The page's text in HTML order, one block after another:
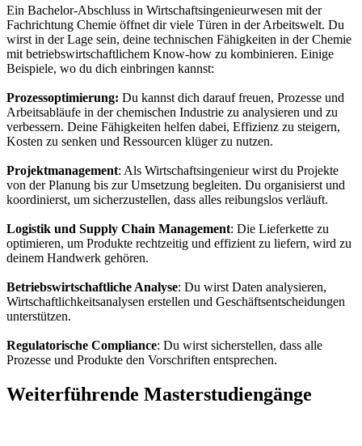
Ein Bachelor-Abschluss in Wirtschaftsingenieurwesen mit der
Fachrichtung Chemie öffnet dir viele Türen in der Arbeitswelt. Du
wirst in der Lage sein, deine technischen Fähigkeiten in der Chemie
mit betriebswirtschaftlichem Know-how zu kombinieren. Einige
Beispiele, wo du dich einbringen kannst:
Prozessoptimierung: Du kannst dich darauf freuen, Prozesse und
Arbeitsabläufe in der chemischen Industrie zu analysieren und zu
verbessern. Deine Fähigkeiten helfen dabei, Effizienz zu steigern,
Kosten zu senken und Ressourcen klüger zu nutzen.
Projektmanagement: Als Wirtschaftsingenieur wirst du Projekte
von der Planung bis zur Umsetzung begleiten. Du organisierst und
koordinierst, um sicherzustellen, dass alles reibungslos verläuft.
Logistik und Supply Chain Management: Die Lieferkette zu
optimieren, um Produkte rechtzeitig und effizient zu liefern, wird zu
deinem Handwerk gehören.
Betriebswirtschaftliche Analyse: Du wirst Daten analysieren,
Wirtschaftlichkeitsanalysen erstellen und Geschäftsentscheidungen
unterstützen.
Regulatorische Compliance: Du wirst sicherstellen, dass alle
Prozesse und Produkte den Vorschriften entsprechen.
Weiterführende Masterstudiengänge